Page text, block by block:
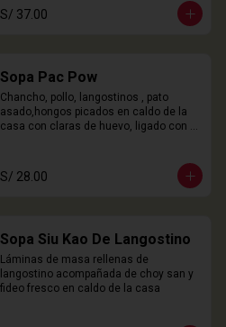
casa.
S/ 37.00
Sopa Pac Pow
Chancho, pollo, langostinos , pato
asado,hongos picados en caldo de la
casa con claras de huevo, ligado con
S/ 28.00
Sopa Siu Kao De Langostino
Láminas de masa rellenas de
langostino acompañada de choy san y
fideo fresco en caldo de la casa